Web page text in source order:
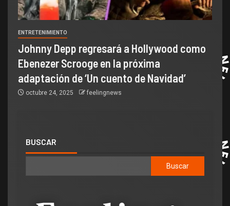
ENTRETENIMIENTO
Johnny Depp regresará a Hollywood como
Ebenezer Scrooge en la próxima
adaptación de ‘Un cuento de Navidad’
octubre 24, 2025 feelingnews
BUSCAR
Buscar